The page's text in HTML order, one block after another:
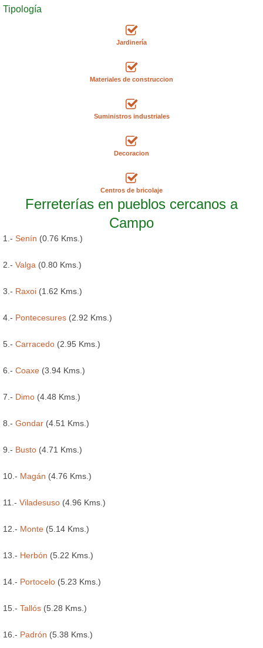
Tipología
Jardinería
Materiales de construccion
Suministros industriales
Decoracion
Centros de bricolaje
Ferreterías en pueblos cercanos a
Campo
1.- Senín (0.76 Kms.)
2.- Valga (0.80 Kms.)
3.- Raxoi (1.62 Kms.)
4.- Pontecesures (2.92 Kms.)
5.- Carracedo (2.95 Kms.)
6.- Coaxe (3.94 Kms.)
7.- Dimo (4.48 Kms.)
8.- Gondar (4.51 Kms.)
9.- Busto (4.71 Kms.)
10.- Magán (4.76 Kms.)
11.- Viladesuso (4.96 Kms.)
12.- Monte (5.14 Kms.)
13.- Herbón (5.22 Kms.)
14.- Portocelo (5.23 Kms.)
15.- Tallós (5.28 Kms.)
16.- Padrón (5.38 Kms.)